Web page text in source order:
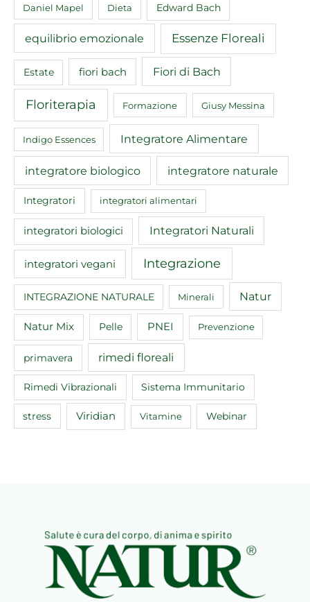
Daniel Mapel Dieta Edward Bach
equilibrio emozionale Essenze Floreali
Estate fiori bach Fiori di Bach
Floriterapia Formazione Giusy Messina
Indigo Essences Integratore Alimentare
integratore biologico integratore naturale
Integratori integratori alimentari
integratori biologici Integratori Naturali
integratori vegani Integrazione
INTEGRAZIONE NATURALE Minerali Natur
Natur Mix Pelle PNEI Prevenzione
primavera rimedi floreali
Rimedi Vibrazionali Sistema Immunitario
stress Viridian Vitamine Webinar